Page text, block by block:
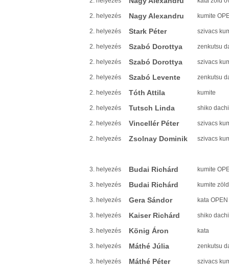
2. helyezés Nagy Alexandru kumite
2. helyezés Stark Péter szivacs
2. helyezés Szabó Dorottya zenkutsu
2. helyezés Szabó Dorottya szivacs
2. helyezés Szabó Levente zenkutsu
2. helyezés Tóth Attila kumite
2. helyezés Tutsch Linda shiko
2. helyezés Vincellér Péter szivacs
2. helyezés Zsolnay Dominik szivacs
3. helyezés Budai Richárd kumite
3. helyezés Budai Richárd kumite
3. helyezés Gera Sándor kata OPEN
3. helyezés Kaiser Richárd shiko
3. helyezés König Áron kata
3. helyezés Máthé Júlia zenkutsu
3. helyezés Máthé Péter szivacs